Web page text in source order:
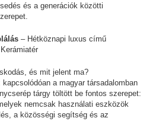
és a generációk közötti
– Hétköznapi luxus című
és mit jelent ma?
a magyar társadalomban
tárgy töltött be fontos szerepet:
nemcsak használati eszközök
a közösségi segítség és az